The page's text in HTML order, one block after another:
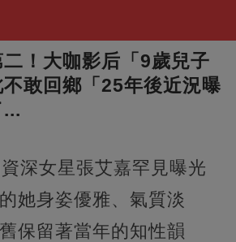
！大咖影后「9歲兒子
敢回鄉「25年後近況曝
深女星張艾嘉罕見曝光
她身姿優雅、氣質淡
保留著當年的知性韻